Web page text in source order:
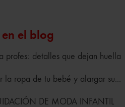
el blog
profes: detalles que dejan huella
la ropa de tu bebé y alargar su...
DE MODA INFANTIL